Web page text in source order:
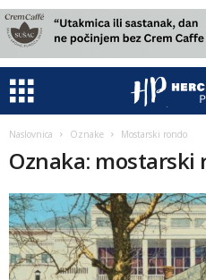
Naslovnica Oznake Mostarski rondo
Oznaka: mostarski